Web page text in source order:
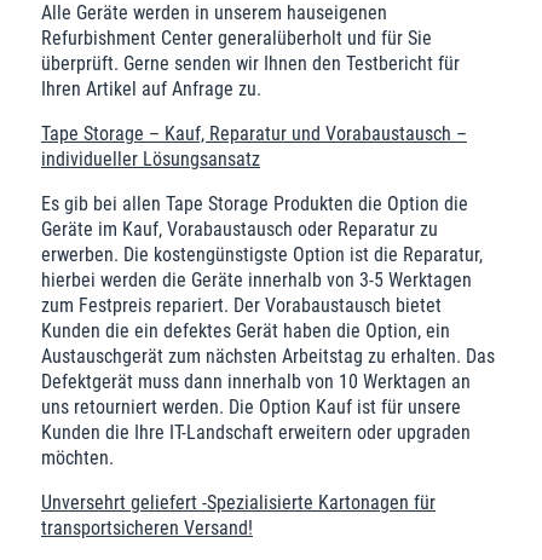
Alle Geräte werden in unserem hauseigenen
Refurbishment Center generalüberholt und für Sie
überprüft. Gerne senden wir Ihnen den Testbericht für
Ihren Artikel auf Anfrage zu.
Tape Storage – Kauf, Reparatur und Vorabaustausch –
individueller Lösungsansatz
Es gib bei allen Tape Storage Produkten die Option die
Geräte im Kauf, Vorabaustausch oder Reparatur zu
erwerben. Die kostengünstigste Option ist die Reparatur,
hierbei werden die Geräte innerhalb von 3-5 Werktagen
zum Festpreis repariert. Der Vorabaustausch bietet
Kunden die ein defektes Gerät haben die Option, ein
Austauschgerät zum nächsten Arbeitstag zu erhalten. Das
Defektgerät muss dann innerhalb von 10 Werktagen an
uns retourniert werden. Die Option Kauf ist für unsere
Kunden die Ihre IT-Landschaft erweitern oder upgraden
möchten.
Unversehrt geliefert -Spezialisierte Kartonagen für
transportsicheren Versand!